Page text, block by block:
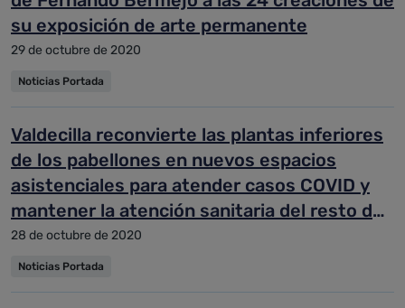
su exposición de arte permanente
29 de octubre de 2020
Noticias Portada
Valdecilla reconvierte las plantas inferiores
de los pabellones en nuevos espacios
asistenciales para atender casos COVID y
mantener la atención sanitaria del resto de
pacientes
28 de octubre de 2020
Noticias Portada